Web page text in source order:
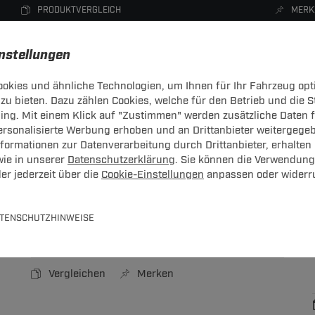
und ähnliche Technologien, um Ihnen für Ihr Fahrzeug
bieten. Dazu zählen Cookies, welche für den Betrieb und die
Mit einem Klick auf "Zustimmen" werden zusätzliche Daten
Werbung erhoben und an Drittanbieter
zur Datenverarbeitung durch Drittanbieter, erhalten
in unserer Datenschutzerklärung. Sie können die
jederzeit über die Cookie-Einstellungen anpassen oder
PRODUKTVERGLEICH
DACHBOXEN FAHRRADTRÄGER ZUBEHÖR
Vergleichen Merken